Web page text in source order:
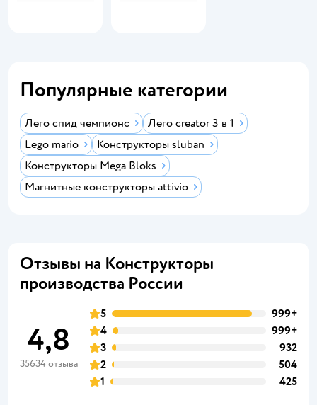
Популярные категории
Лего спид чемпионс
Лего creator 3 в 1
Lego mario
Конструкторы sluban
Конструкторы Mega Bloks
Магнитные конструкторы attivio
Отзывы на Конструкторы
производства России
4,8
35634 отзыва
5
999+
4
999+
3
932
2
504
1
425